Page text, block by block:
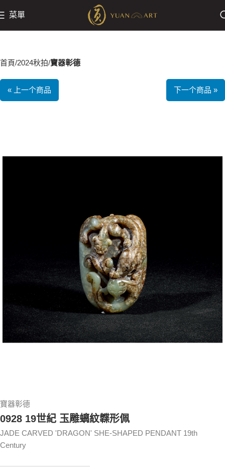
菜單
首頁 2024秋拍 寶器彰德
« 上一个商品 下一个商品 »
寶器彰德
0928 19世紀 玉雕螭紋韘形佩
JADE CARVED 'DRAGON' SHE-SHAPED PENDANT 19th
Century